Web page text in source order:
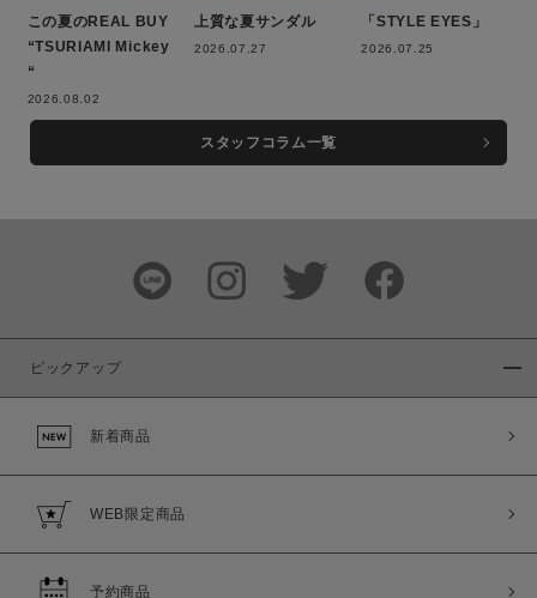
この夏のREAL BUY
“TSURIAMI Mickey
“
2026.08.02
上質な夏サンダル
2026.07.27
「STYLE EYES」
2026.07.25
スタッフコラム一覧
ピックアップ
新着商品
WEB限定商品
予約商品